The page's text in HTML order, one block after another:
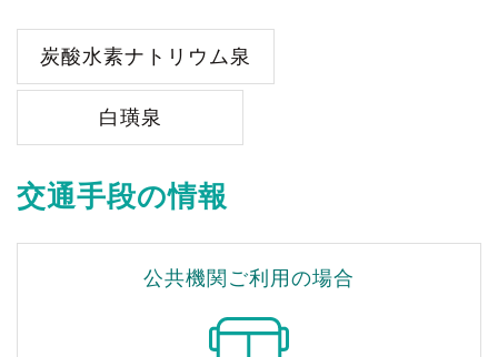
炭酸水素ナトリウム泉
白璜泉
交通手段の情報
公共機関ご利用の場合